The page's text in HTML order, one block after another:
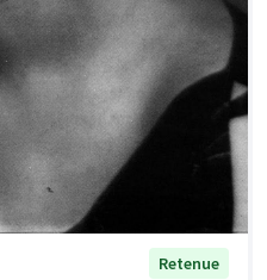
Retenue